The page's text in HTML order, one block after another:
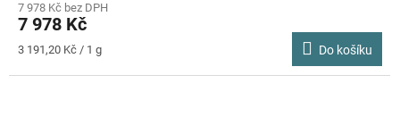
7 978 Kč bez DPH
7 978 Kč
Měrná
3 191,20 Kč / 1 g Do košíku